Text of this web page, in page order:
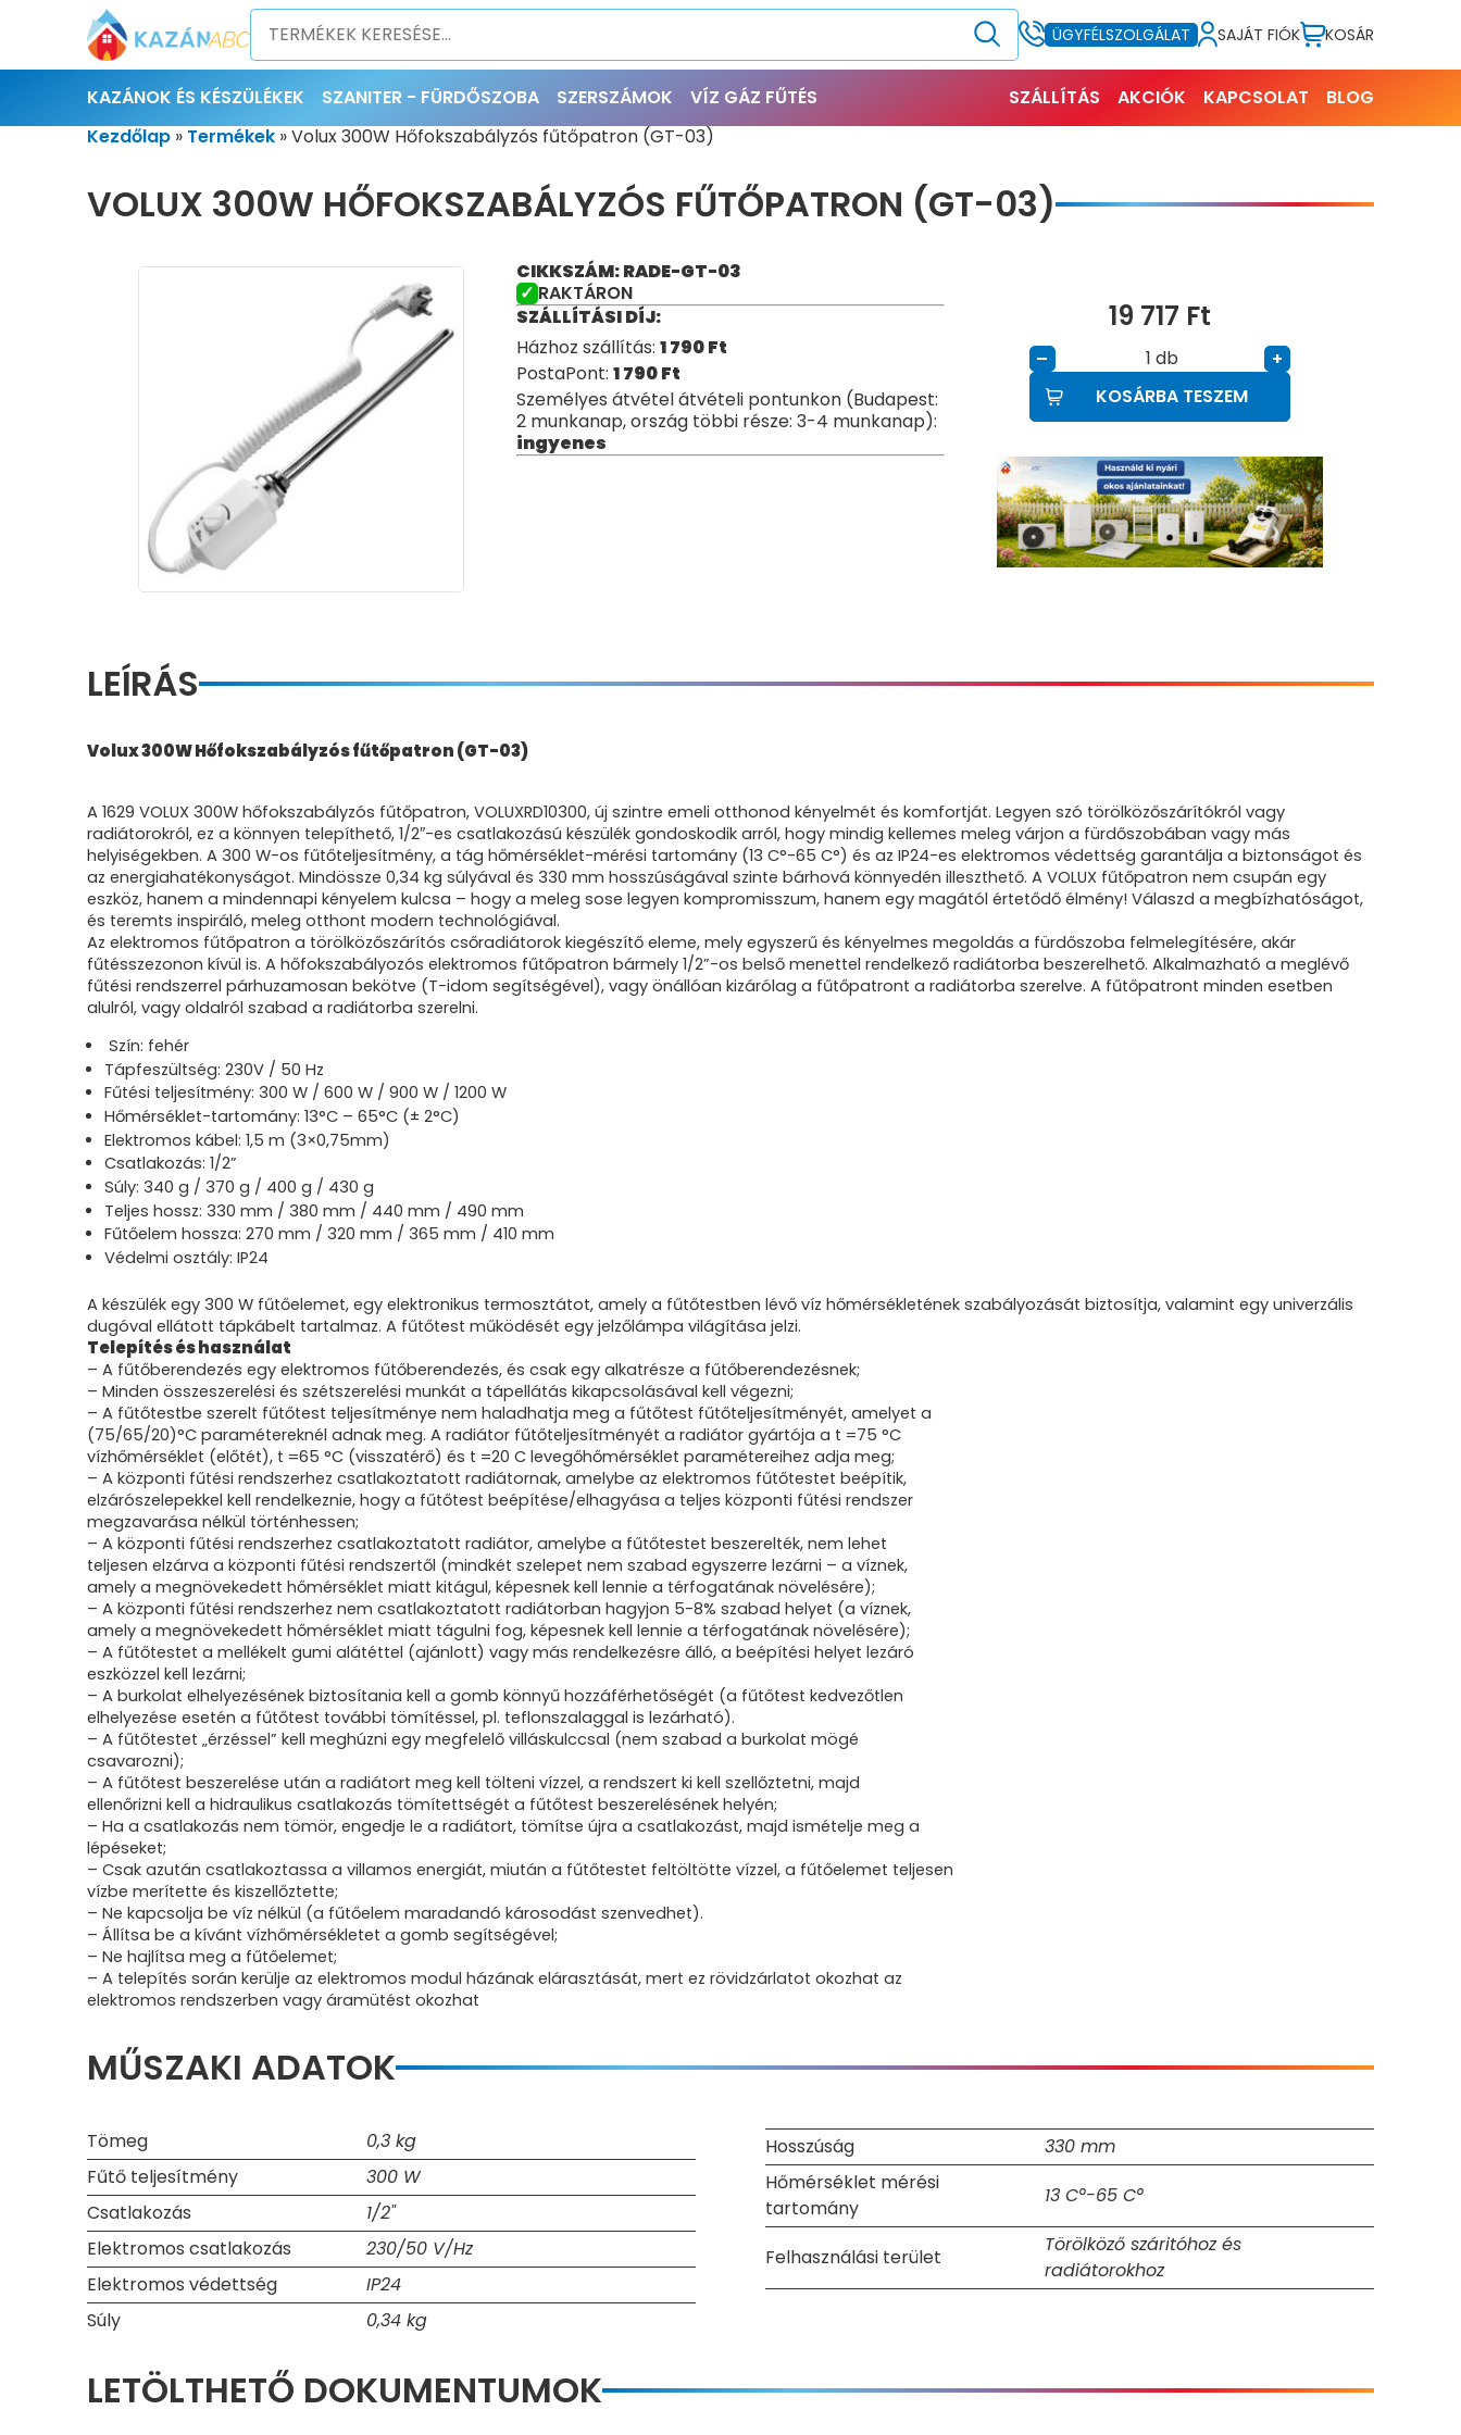
ÜGYFÉLSZOLGÁLAT SAJÁT FIÓK KOSÁR
KAZÁNOK ÉS KÉSZÜLÉKEK SZANITER - FÜRDŐSZOBA SZERSZÁMOK VÍZ GÁZ FŰTÉS SZÁLLÍTÁS AKCIÓK KAPCSOLAT
BLOG
Kezdőlap » Termékek »Volux 300W Hőfokszabályzós fűtőpatron (GT-03)
VOLUX 300W HŐFOKSZABÁLYZÓS FŰTŐPATRON (GT-03)
CIKKSZÁM: RADE-GT-03
RAKTÁRON
SZÁLLÍTÁSI DÍJ:
Házhoz szállítás: 1 790Ft
PostaPont: 1 790Ft
Személyes átvétel átvételi pontunkon (Budapest:
2 munkanap, ország többi része: 3-4 munkanap):
ingyenes
19 717 Ft
– db
+
KOSÁRBA TESZEM
LEÍRÁS
Volux 300W Hőfokszabályzós fűtőpatron (GT-03)
A 1629 VOLUX 300W hőfokszabályzós fűtőpatron, VOLUXRD10300, új szintre emeli otthonod kényelmét és komfortját. Legyen szó törölközőszárítókról vagy
radiátorokról, ez a könnyen telepíthető, 1/2″-es csatlakozású készülék gondoskodik arról, hogy mindig kellemes meleg várjon a fürdőszobában vagy más
helyiségekben. A 300 W-os fűtőteljesítmény, a tág hőmérséklet-mérési tartomány (13 C°-65 C°) és az IP24-es elektromos védettség garantálja a biztonságot és
az energiahatékonyságot. Mindössze 0,34 kg súlyával és 330 mm hosszúságával szinte bárhová könnyedén illeszthető. A VOLUX fűtőpatron nem csupán egy
eszköz, hanem a mindennapi kényelem kulcsa – hogy a meleg sose legyen kompromisszum, hanem egy magától értetődő élmény! Válaszd a megbízhatóságot,
és teremts inspiráló, meleg otthont modern technológiával.
Az elektromos fűtőpatron a törölközőszárítós csőradiátorok kiegészítő eleme, mely egyszerű és kényelmes megoldás a fürdőszoba felmelegítésére, akár
fűtésszezonon kívül is. A hőfokszabályozós elektromos fűtőpatron bármely 1/2”-os belső menettel rendelkező radiátorba beszerelhető. Alkalmazható a meglévő
fűtési rendszerrel párhuzamosan bekötve (T-idom segítségével), vagy önállóan kizárólag a fűtőpatront a radiátorba szerelve. A fűtőpatront minden esetben
alulról, vagy oldalról szabad a radiátorba szerelni.
Szín: fehér
Tápfeszültség: 230V / 50 Hz
Fűtési teljesítmény: 300 W / 600 W / 900 W / 1200 W
Hőmérséklet-tartomány: 13°C – 65°C (± 2°C)
Elektromos kábel: 1,5 m (3×0,75mm)
Csatlakozás: 1/2”
Súly: 340 g / 370 g / 400 g / 430 g
Teljes hossz: 330 mm / 380 mm / 440 mm / 490 mm
Fűtőelem hossza: 270 mm / 320 mm / 365 mm / 410 mm
Védelmi osztály: IP24
A készülék egy 300 W fűtőelemet, egy elektronikus termosztátot, amely a fűtőtestben lévő víz hőmérsékletének szabályozását biztosítja, valamint egy univerzális
dugóval ellátott tápkábelt tartalmaz. A fűtőtest működését egy jelzőlámpa világítása jelzi.
Telepítés és használat
– A fűtőberendezés egy elektromos fűtőberendezés, és csak egy alkatrésze a fűtőberendezésnek;
– Minden összeszerelési és szétszerelési munkát a tápellátás kikapcsolásával kell végezni;
– A fűtőtestbe szerelt fűtőtest teljesítménye nem haladhatja meg a fűtőtest fűtőteljesítményét, amelyet a
(75/65/20)°C paramétereknél adnak meg. A radiátor fűtőteljesítményét a radiátor gyártója a t =75 °C
vízhőmérséklet (előtét), t =65 °C (visszatérő) és t =20 C levegőhőmérséklet paramétereihez adja meg;
– A központi fűtési rendszerhez csatlakoztatott radiátornak, amelybe az elektromos fűtőtestet beépítik,
elzárószelepekkel kell rendelkeznie, hogy a fűtőtest beépítése/elhagyása a teljes központi fűtési rendszer
megzavarása nélkül történhessen;
– A központi fűtési rendszerhez csatlakoztatott radiátor, amelybe a fűtőtestet beszerelték, nem lehet
teljesen elzárva a központi fűtési rendszertől (mindkét szelepet nem szabad egyszerre lezárni – a víznek,
amely a megnövekedett hőmérséklet miatt kitágul, képesnek kell lennie a térfogatának növelésére);
– A központi fűtési rendszerhez nem csatlakoztatott radiátorban hagyjon 5-8% szabad helyet (a víznek,
amely a megnövekedett hőmérséklet miatt tágulni fog, képesnek kell lennie a térfogatának növelésére);
– A fűtőtestet a mellékelt gumi alátéttel (ajánlott) vagy más rendelkezésre álló, a beépítési helyet lezáró
eszközzel kell lezárni;
– A burkolat elhelyezésének biztosítania kell a gomb könnyű hozzáférhetőségét (a fűtőtest kedvezőtlen
elhelyezése esetén a fűtőtest további tömítéssel, pl. teflonszalaggal is lezárható).
– A fűtőtestet „érzéssel” kell meghúzni egy megfelelő villáskulccsal (nem szabad a burkolat mögé
csavarozni);
– A fűtőtest beszerelése után a radiátort meg kell tölteni vízzel, a rendszert ki kell szellőztetni, majd
ellenőrizni kell a hidraulikus csatlakozás tömítettségét a fűtőtest beszerelésének helyén;
– Ha a csatlakozás nem tömör, engedje le a radiátort, tömítse újra a csatlakozást, majd ismételje meg a
lépéseket;
– Csak azután csatlakoztassa a villamos energiát, miután a fűtőtestet feltöltötte vízzel, a fűtőelemet teljesen
vízbe merítette és kiszellőztette;
– Ne kapcsolja be víz nélkül (a fűtőelem maradandó károsodást szenvedhet).
– Állítsa be a kívánt vízhőmérsékletet a gomb segítségével;
– Ne hajlítsa meg a fűtőelemet;
– A telepítés során kerülje az elektromos modul házának elárasztását, mert ez rövidzárlatot okozhat az
elektromos rendszerben vagy áramütést okozhat
MŰSZAKI ADATOK
Tömeg
0,3 kg
Fűtő teljesítmény
300 W
Csatlakozás
1/2"
Elektromos csatlakozás
230/50 V/Hz
Elektromos védettség
IP24
Súly
0,34 kg
Hosszúság
330 mm
Hőmérséklet mérési
tartomány
13 C°-65 C°
Felhasználási terület
Törölköző száritóhoz és
radiátorokhoz
LETÖLTHETŐ DOKUMENTUMOK